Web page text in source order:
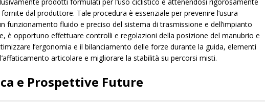
dal produttore. Tale procedura è essenziale per prevenire l’usura
funzionamento fluido e preciso del sistema di trasmissione e dell’impianto
è opportuno effettuare controlli e regolazioni della posizione del manubrio e
l’ergonomia e il bilanciamento delle forze durante la guida, elementi
articolare e migliorare la stabilità su percorsi misti.
e Prospettive Future